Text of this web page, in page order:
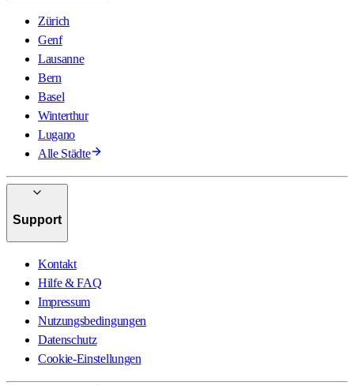
Zürich
Genf
Lausanne
Bern
Basel
Winterthur
Lugano
Alle Städte
Support
Kontakt
Hilfe & FAQ
Impressum
Nutzungsbedingungen
Datenschutz
Cookie-Einstellungen